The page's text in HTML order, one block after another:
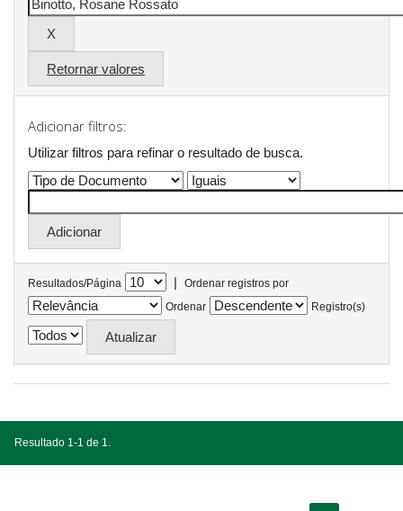
Retornar valores
Adicionar filtros:
Utilizar filtros para refinar o resultado de busca.
Resultados/Página |
Ordenar registros por
Ordenar
Registro(s)
Resultado 1-1 de 1.